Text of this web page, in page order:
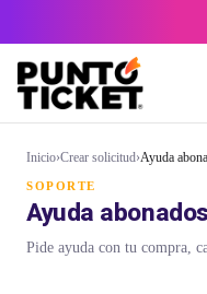
Inicio›Crear solicitud›Ayuda
SOPORTE
Ayuda
Pide ayuda con tu compra,